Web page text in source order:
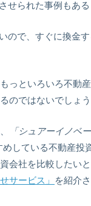
せられた事例もある
ので、すぐに換金
っといろいろ不動
のではないでしょ
「シュアーイノベ
めしている不動産投
会社を比較したい
サービス」
を紹介